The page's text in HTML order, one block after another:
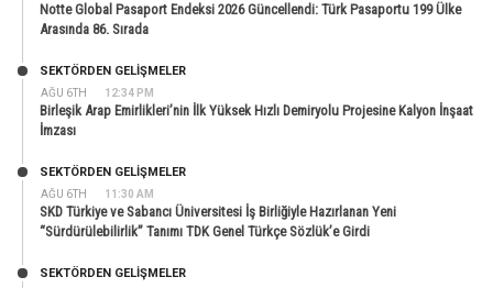
Notte Global Pasaport Endeksi 2026 Güncellendi: Türk Pasaportu 199 Ülke
Arasında 86. Sırada
AĞU 6TH 12:34 PM
SEKTÖRDEN GELIŞMELER
Birleşik Arap Emirlikleri’nin İlk Yüksek Hızlı Demiryolu Projesine Kalyon İnşaat
İmzası
AĞU 6TH 11:30 AM
SEKTÖRDEN GELIŞMELER
SKD Türkiye ve Sabancı Üniversitesi İş Birliğiyle Hazırlanan Yeni
“Sürdürülebilirlik” Tanımı TDK Genel Türkçe Sözlük’e Girdi
SEKTÖRDEN GELIŞMELER